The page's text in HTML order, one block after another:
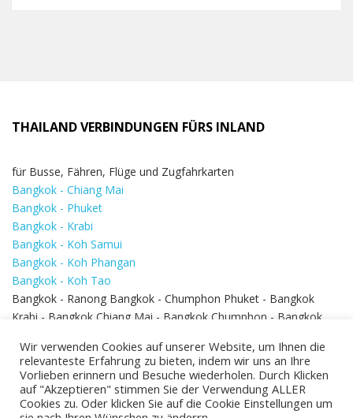
THAILAND VERBINDUNGEN FÜRS INLAND
für Busse, Fähren, Flüge und Zugfahrkarten
Bangkok - Chiang Mai
Bangkok - Phuket
Bangkok - Krabi
Bangkok - Koh Samui
Bangkok - Koh Phangan
Bangkok - Koh Tao
Bangkok - Ranong Bangkok - Chumphon Phuket - Bangkok
Krabi - Bangkok Chiang Mai - Bangkok Chumphon - Bangkok
Bangkok - Hua Hin
Wir verwenden Cookies auf unserer Website, um Ihnen die
relevanteste Erfahrung zu bieten, indem wir uns an Ihre
Vorlieben erinnern und Besuche wiederholen. Durch Klicken
auf "Akzeptieren" stimmen Sie der Verwendung ALLER
Cookies zu. Oder klicken Sie auf die Cookie Einstellungen um